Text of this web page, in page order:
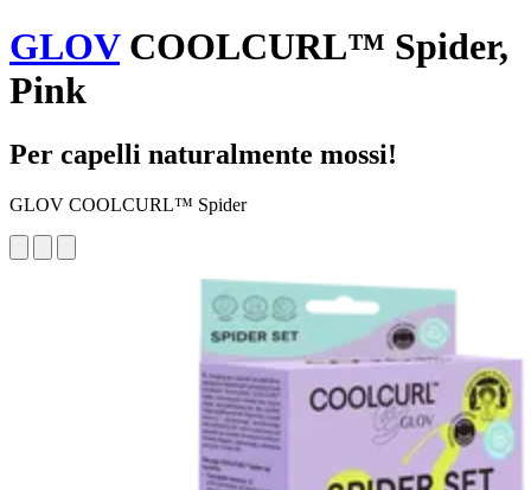
GLOVCOOLCURL™ Spider,
Pink
Per capelli naturalmente mossi!
GLOV COOLCURL™ Spider